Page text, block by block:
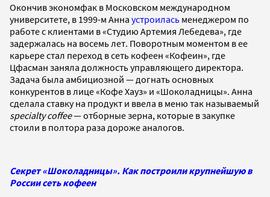
Окончив экономфак в Московском международном
университете, в 1999-м Анна устроилась менеджером по
работе с клиентами в «Студию Артемия Лебедева», где
задержалась на восемь лет. Поворотным моментом в ее
карьере стал переход в сеть кофеен «Кофеин», где
Цфасман заняла должность управляющего директора.
Задача была амбициозной — догнать основных
конкурентов в лице «Кофе Хауз» и «Шоколадницы». Анна
сделала ставку на продукт и ввела в меню так называемый
specialty coffee— отборные зерна, которые в закупке
стоили в полтора раза дороже аналогов.
Секрет «Шоколадницы». Как построили крупнейшую в
России сеть кофеен